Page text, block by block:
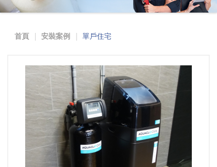
首頁 安裝案例 單戶住宅